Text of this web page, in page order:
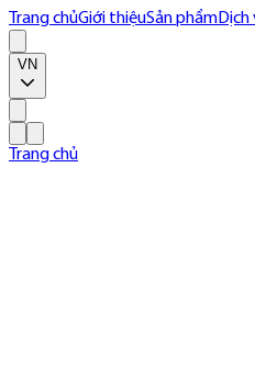
Trang chủGiới thiệuSản phẩmDịch
VN
Trang chủ